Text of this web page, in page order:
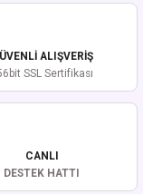
ALIŞVERİŞ
SSL Sertifikası
CANLI
DESTEK HATTI